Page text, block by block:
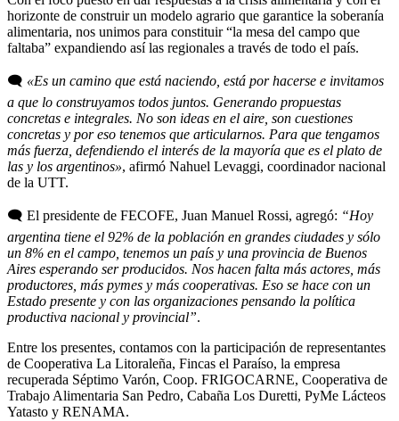
horizonte de construir un modelo agrario que garantice la soberanía
alimentaria, nos unimos para constituir “la mesa del campo que
faltaba” expandiendo así las regionales a través de todo el país.
🗨️ «Es un camino que está naciendo, está por hacerse e invitamos
a que lo construyamos todos juntos. Generando propuestas
concretas e integrales. No son ideas en el aire, son cuestiones
concretas y por eso tenemos que articularnos. Para que tengamos
más fuerza, defendiendo el interés de la mayoría que es el plato de
las y los argentinos», afirmó Nahuel Levaggi, coordinador nacional
de la UTT.
🗨️ El presidente de FECOFE, Juan Manuel Rossi, agregó: “Hoy
argentina tiene el 92% de la población en grandes ciudades y sólo
un 8% en el campo, tenemos un país y una provincia de Buenos
Aires esperando ser producidos. Nos hacen falta más actores, más
productores, más pymes y más cooperativas. Eso se hace con un
Estado presente y con las organizaciones pensando la política
productiva nacional y provincial”.
Entre los presentes, contamos con la participación de representantes
de Cooperativa La Litoraleña, Fincas el Paraíso, la empresa
recuperada Séptimo Varón, Coop. FRIGOCARNE, Cooperativa de
Trabajo Alimentaria San Pedro, Cabaña Los Duretti, PyMe Lácteos
Yatasto y RENAMA.